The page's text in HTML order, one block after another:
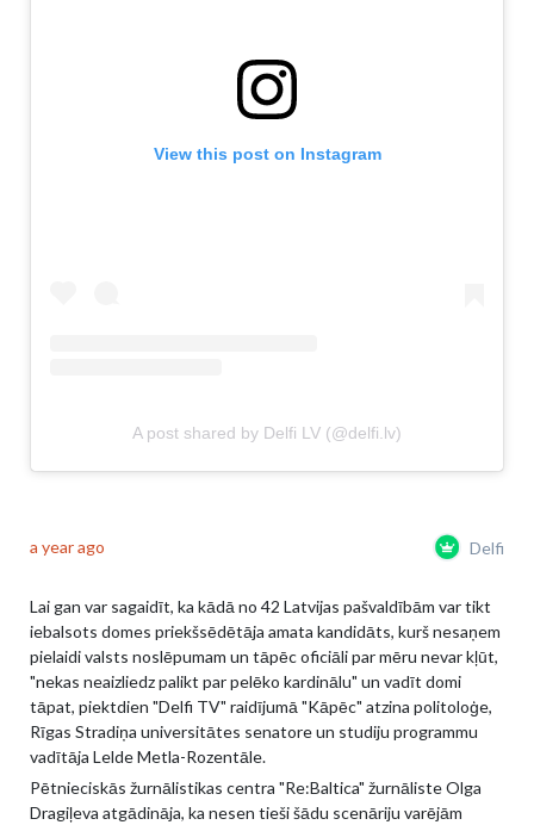
View this post on Instagram
A post shared by Delfi LV (@delfi.lv)
a year ago Delfi
Lai gan var sagaidīt, ka kādā no 42 Latvijas pašvaldībām var tikt
iebalsots domes priekšsēdētāja amata kandidāts, kurš nesaņem
pielaidi valsts noslēpumam un tāpēc oficiāli par mēru nevar kļūt,
"nekas neaizliedz palikt par pelēko kardinālu" un vadīt domi
tāpat, piektdien "Delfi TV" raidījumā "Kāpēc" atzina politoloģe,
Rīgas Stradiņa universitātes senatore un studiju programmu
vadītāja Lelde Metla-Rozentāle.
Pētnieciskās žurnālistikas centra "Re:Baltica" žurnāliste Olga
Dragiļeva atgādināja, ka nesen tieši šādu scenāriju varējām